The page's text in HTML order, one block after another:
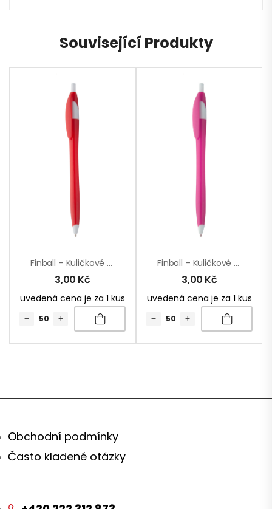
Související Produkty
Finball – Kuličkové Pero
3,00 Kč
uvedená cena je za 1 kus
Finball – Kuličkové Pero
3,00 Kč
uvedená cena je za 1 kus
Obchodní podmínky
Často kladené otázky